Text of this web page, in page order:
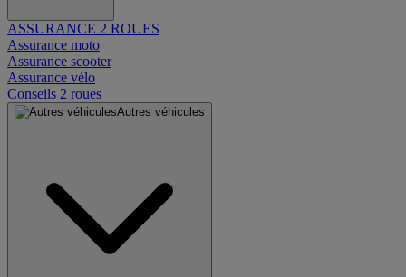
ASSURANCE 2 ROUES
Assurance moto
Assurance scooter
Assurance vélo
Conseils 2 roues
Autres véhicules